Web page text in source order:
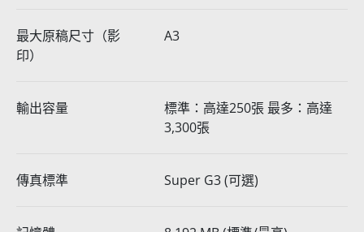
最大原稿尺寸（影
印）
A3
輸出容量
標準：高達250張 最多：高達
3,300張
傳真標準 Super G3 (可選)